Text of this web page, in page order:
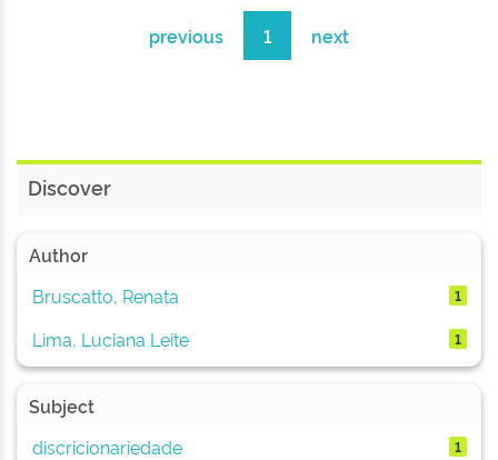
previous 1 next
Discover
Author
Bruscatto, Renata
1
Lima, Luciana Leite 1
Subject
discricionariedade
1